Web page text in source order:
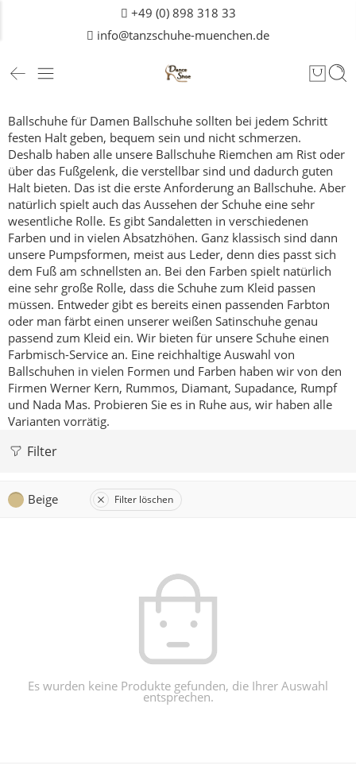
+49 (0) 898 318 33
info@tanzschuhe-muenchen.de
Ballschuhe für Damen Ballschuhe sollten bei jedem Schritt
festen Halt geben, bequem sein und nicht schmerzen.
Deshalb haben alle unsere Ballschuhe Riemchen am Rist oder
über das Fußgelenk, die verstellbar sind und dadurch guten
Halt bieten. Das ist die erste Anforderung an Ballschuhe. Aber
natürlich spielt auch das Aussehen der Schuhe eine sehr
wesentliche Rolle. Es gibt Sandaletten in verschiedenen
Farben und in vielen Absatzhöhen. Ganz klassisch sind dann
unsere Pumpsformen, meist aus Leder, denn dies passt sich
dem Fuß am schnellsten an. Bei den Farben spielt natürlich
eine sehr große Rolle, dass die Schuhe zum Kleid passen
müssen. Entweder gibt es bereits einen passenden Farbton
oder man färbt einen unserer weißen Satinschuhe genau
passend zum Kleid ein. Wir bieten für unsere Schuhe einen
Farbmisch-Service an. Eine reichhaltige Auswahl von
Ballschuhen in vielen Formen und Farben haben wir von den
Firmen Werner Kern, Rummos, Diamant, Supadance, Rumpf
und Nada Mas. Probieren Sie es in Ruhe aus, wir haben alle
Varianten vorrätig.
Filter
Beige Filter löschen
Es wurden keine Produkte gefunden, die Ihrer Auswahl
entsprechen.